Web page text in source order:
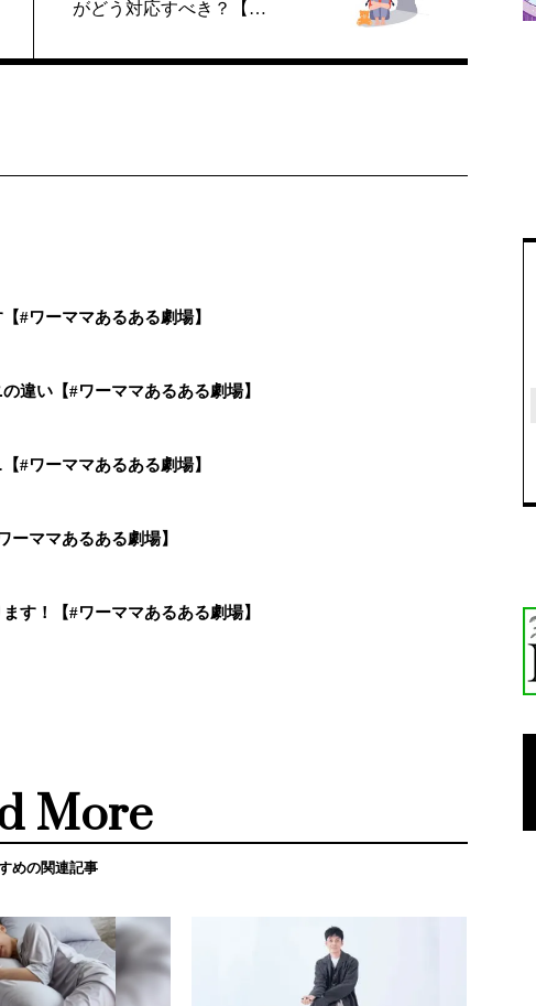
がどう対応すべき？【…
#ワーママあるある劇場】
違い【#ワーママあるある劇場】
#ワーママあるある劇場】
ーママあるある劇場】
す！【#ワーママあるある劇場】
More
めの関連記事